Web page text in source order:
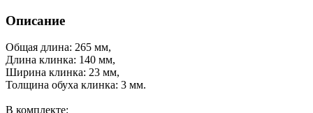
Описание
Общая длина: 265 мм,
Длина клинка: 140 мм,
Ширина клинка: 23 мм,
Толщина обуха клинка: 3 мм.
В комплекте: